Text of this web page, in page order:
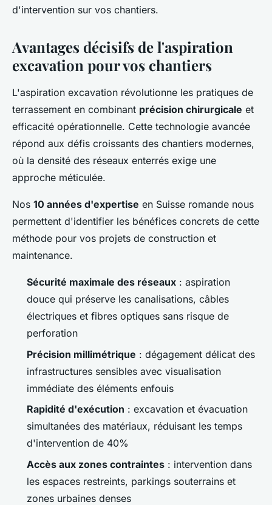
d'intervention sur vos chantiers.
Avantages décisifs de l'aspiration
excavation pour vos chantiers
L'aspiration excavation révolutionne les pratiques de
terrassement en combinant précision chirurgicale et
efficacité opérationnelle. Cette technologie avancée
répond aux défis croissants des chantiers modernes,
où la densité des réseaux enterrés exige une
approche méticulée.
Nos 10 années d'expertise en Suisse romande nous
permettent d'identifier les bénéfices concrets de cette
méthode pour vos projets de construction et
maintenance.
Sécurité maximale des réseaux : aspiration
douce qui préserve les canalisations, câbles
électriques et fibres optiques sans risque de
perforation
Précision millimétrique : dégagement délicat des
infrastructures sensibles avec visualisation
immédiate des éléments enfouis
Rapidité d'exécution : excavation et évacuation
simultanées des matériaux, réduisant les temps
d'intervention de 40%
Accès aux zones contraintes : intervention dans
les espaces restreints, parkings souterrains et
zones urbaines denses